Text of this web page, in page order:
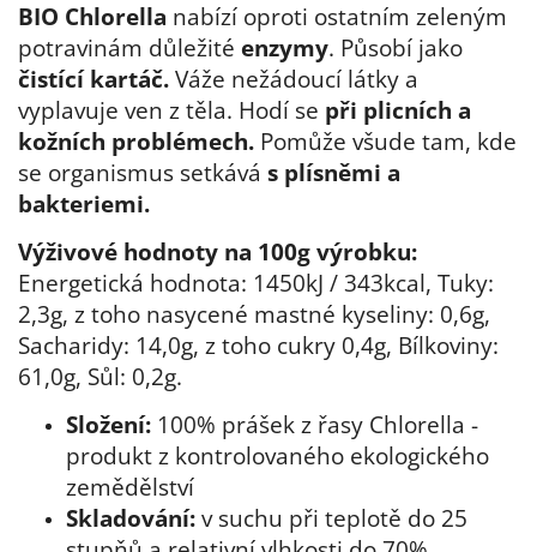
BIO Chlorella nabízí oproti ostatním zeleným
potravinám důležité enzymy. Působí jako
čistící kartáč. Váže nežádoucí látky a
vyplavuje ven z těla. Hodí se při plicních a
kožních problémech. Pomůže všude tam, kde
se organismus setkává s plísněmi a
bakteriemi.
Výživové hodnoty na 100g výrobku:
Energetická hodnota: 1450kJ / 343kcal, Tuky:
2,3g, z toho nasycené mastné kyseliny: 0,6g,
Sacharidy: 14,0g, z toho cukry 0,4g, Bílkoviny:
61,0g, Sůl: 0,2g.
Složení: 100% prášek z řasy Chlorella -
produkt z kontrolovaného ekologického
zemědělství
Skladování: v suchu při teplotě do 25